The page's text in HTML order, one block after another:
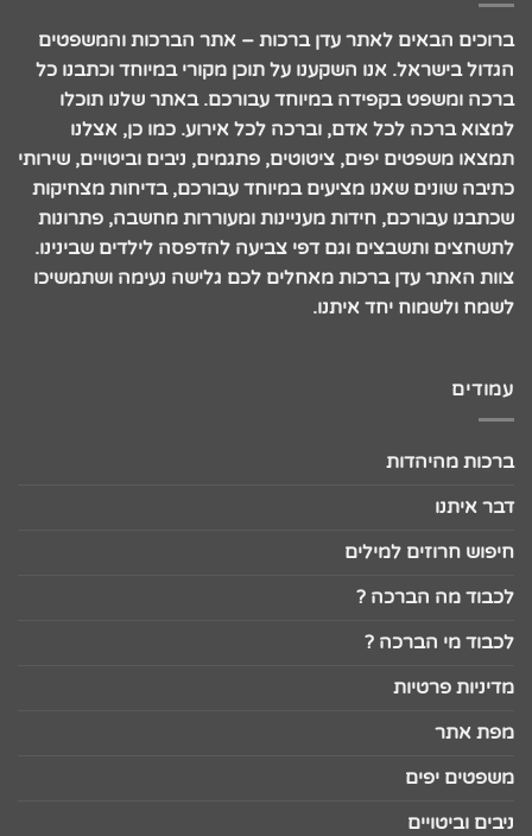
ברוכים הבאים לאתר עדן ברכות – אתר הברכות והמשפטים
הגדול בישראל. אנו השקענו על תוכן מקורי במיוחד וכתבנו כל
ברכה ומשפט בקפידה במיוחד עבורכם. באתר שלנו תוכלו
למצוא ברכה לכל אדם, וברכה לכל אירוע. כמו כן, אצלנו
תמצאו משפטים יפים, ציטוטים, פתגמים, ניבים וביטויים, שירותי
כתיבה שונים שאנו מציעים במיוחד עבורכם, בדיחות מצחיקות
שכתבנו עבורכם, חידות מעניינות ומעוררות מחשבה, פתרונות
לתשחצים ותשבצים וגם דפי צביעה להדפסה לילדים שבינינו.
צוות האתר עדן ברכות מאחלים לכם גלישה נעימה ושתמשיכו
לשמח ולשמוח יחד איתנו.
עמודים
ברכות מהיהדות
דבר איתנו
חיפוש חרוזים למילים
לכבוד מה הברכה ?
לכבוד מי הברכה ?
מדיניות פרטיות
מפת אתר
משפטים יפים
ניבים וביטויים